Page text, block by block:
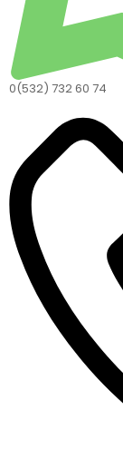
0(532) 732 60 74